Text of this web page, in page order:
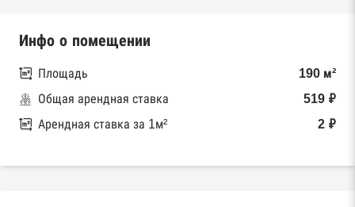
Инфо о помещении
Площадь
190 м²
Общая арендная ставка
519 ₽
Арендная ставка за 1м²
2 ₽